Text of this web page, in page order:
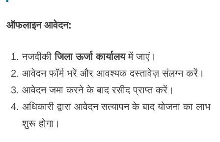
ऑफलाइन आवेदन:
नजदीकीजिला ऊर्जा कार्यालयमें जाएं।
आवेदन फॉर्म भरें और आवश्यक दस्तावेज़ संलग्न करें।
आवेदन जमा करने के बाद रसीद प्राप्त करें।
अधिकारी द्वारा आवेदन सत्यापन के बाद योजना का लाभ
शुरू होगा।